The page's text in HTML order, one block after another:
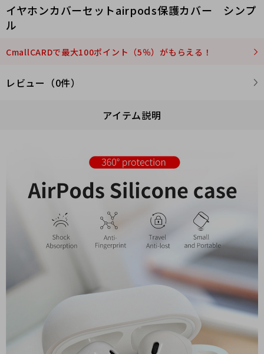
イヤホンカバーセットairpods保護カバー シンプ
ル
CmallCARDで最大100ポイント（5％）がもらえる！
レビュー（0件）
アイテム説明